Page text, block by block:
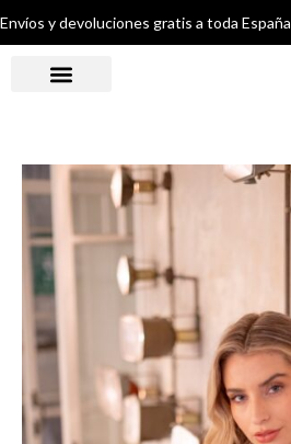
Envíos y devoluciones gratis a toda España